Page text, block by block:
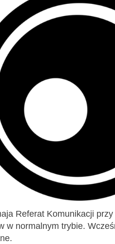
Referat Komunikacji
w normalnym trybie.